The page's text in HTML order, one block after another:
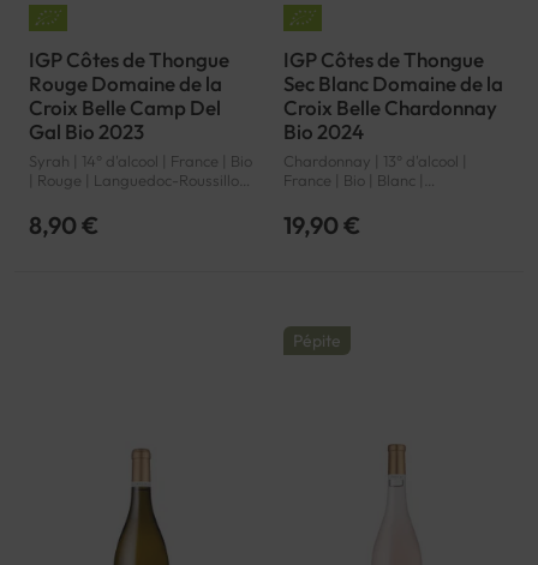
IGP Côtes de Thongue
Rouge Domaine de la
Croix Belle Camp Del
Gal Bio 2023
Syrah | 14° d'alcool | France | Bio
| Rouge | Languedoc-Roussillon
8,90 €
IGP Côtes de Thongue
Sec Blanc Domaine de la
Croix Belle Chardonnay
Bio 2024
Chardonnay | 13° d'alcool |
France | Bio | Blanc |
de Thongue | IGP
19,90 €
Pépite